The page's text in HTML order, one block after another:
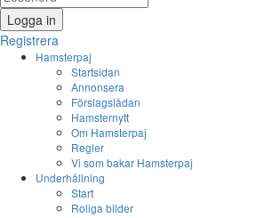
Logga in
Registrera
Hamsterpaj
Startsidan
Annonsera
Förslagslådan
Hamsternytt
Om Hamsterpaj
Regler
Vi som bakar Hamsterpaj
Underhållning
Start
Roliga bilder